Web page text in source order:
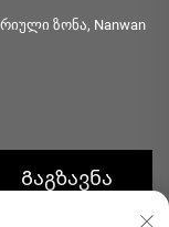
ზონა, Nanwan
Გაგზავნა